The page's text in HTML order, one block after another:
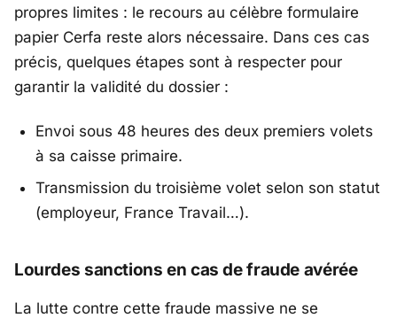
propres limites : le recours au célèbre formulaire
papier Cerfa reste alors nécessaire. Dans ces cas
précis, quelques étapes sont à respecter pour
garantir la validité du dossier :
Envoi sous 48 heures des deux premiers volets
à sa caisse primaire.
Transmission du troisième volet selon son statut
(employeur, France Travail…).
Lourdes sanctions en cas de fraude avérée
La lutte contre cette fraude massive ne se